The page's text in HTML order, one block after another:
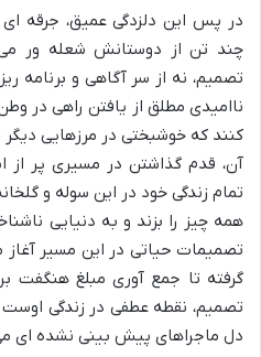
در پس این دلزدگی عمیق، جرقه
چند تن از دوستانش شعله ور می
تصمیم، نه از سر آگاهی و برنامه
ناامیدی مطلق از یافتن راهی در
کنند که خوشبختی در مرزهایی
آن، قدم گذاشتن در مسیری پر از
تمام زندگی خود در این سوله و
همه چیز را بزند و به دنیایی
تصمیمات حیاتی در این مسیر آغاز
گرفته تا جمع آوری مبلغ هنگفت
تصمیم، نقطه عطفی در زندگی اوست
دل ماجراهای پیش بینی نشده ای